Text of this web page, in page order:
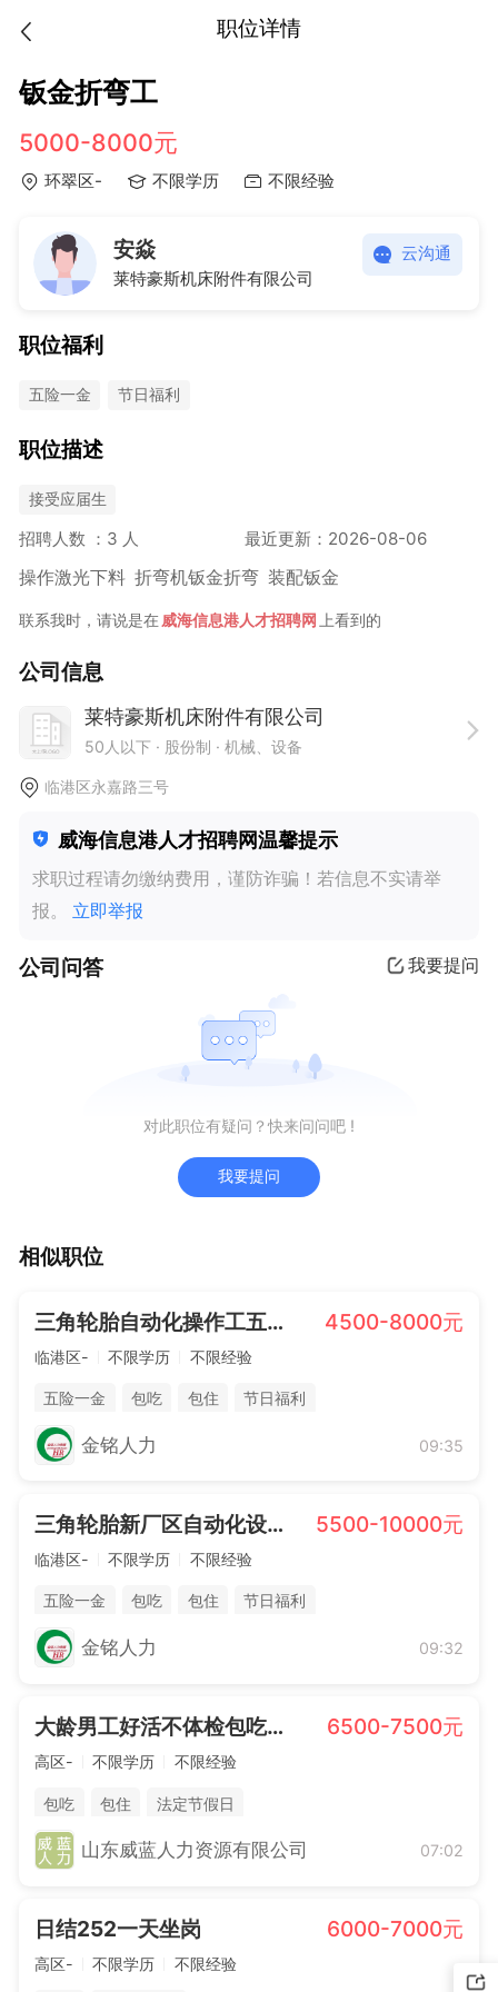
职位详情
钣金折弯工
5000-8000元
环翠区- 不限学历 不限经验
安焱
莱特豪斯机床附件有限公司
云沟通
职位福利
五险一金 节日福利
职位描述
接受应届生
招聘人数 ：3 人
最近更新：2026-08-06
操作激光下料 折弯机钣金折弯 装配钣金
联系我时，请说是在 威海信息港人才招聘网 上看到的
公司信息
莱特豪斯机床附件有限公司
50人以下 · 股份制 · 机械、设备
临港区永嘉路三号
威海信息港人才招聘网温馨提示
求职过程请勿缴纳费用，谨防诈骗！若信息不实请举
报。 立即举报
公司问答 我要提问
对此职位有疑问？快来问问吧 !
我要提问
相似职位
三角轮胎自动化操作工五险一金 4500-8000元
临港区- 不限学历 不限经验
五险一金 包吃 包住 节日福利
金铭人力 09:35
三角轮胎新厂区自动化设备操作技 5500-10000元
临港区- 不限学历 不限经验
五险一金 包吃 包住 节日福利
金铭人力 09:32
大龄男工好活不体检包吃住800 6500-7500元
高区- 不限学历 不限经验
包吃 包住 法定节假日
山东威蓝人力资源有限公司 07:02
日结252一天坐岗 6000-7000元
高区- 不限学历 不限经验